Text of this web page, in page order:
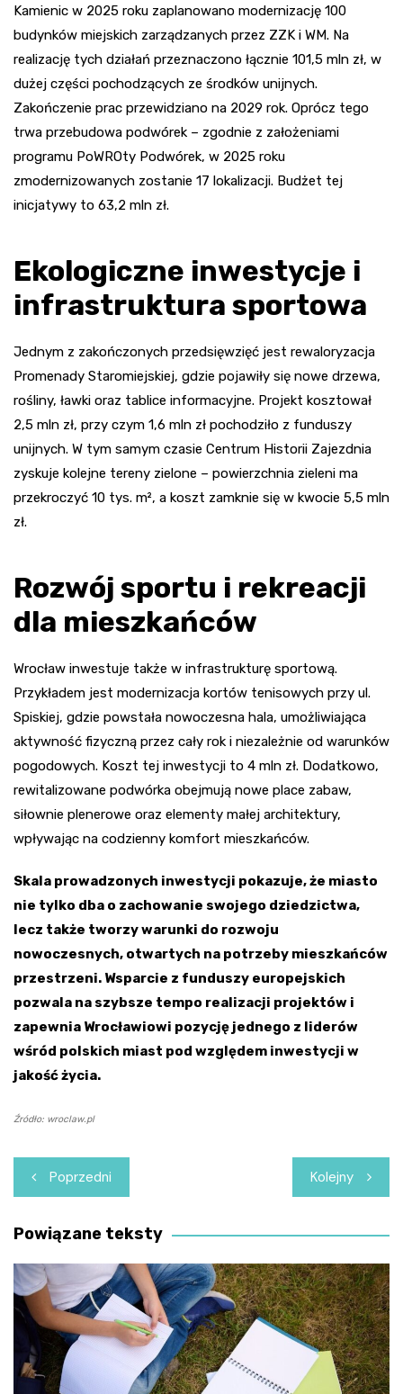
Kamienic w 2025 roku zaplanowano modernizację 100
budynków miejskich zarządzanych przez ZZK i WM. Na
realizację tych działań przeznaczono łącznie 101,5 mln zł, w
dużej części pochodzących ze środków unijnych.
Zakończenie prac przewidziano na 2029 rok. Oprócz tego
trwa przebudowa podwórek – zgodnie z założeniami
programu PoWROty Podwórek, w 2025 roku
zmodernizowanych zostanie 17 lokalizacji. Budżet tej
inicjatywy to 63,2 mln zł.
Ekologiczne inwestycje i
infrastruktura sportowa
Jednym z zakończonych przedsięwzięć jest rewaloryzacja
Promenady Staromiejskiej, gdzie pojawiły się nowe drzewa,
rośliny, ławki oraz tablice informacyjne. Projekt kosztował
2,5 mln zł, przy czym 1,6 mln zł pochodziło z funduszy
unijnych. W tym samym czasie Centrum Historii Zajezdnia
zyskuje kolejne tereny zielone – powierzchnia zieleni ma
przekroczyć 10 tys. m², a koszt zamknie się w kwocie 5,5 mln
zł.
Rozwój sportu i rekreacji
dla mieszkańców
Wrocław inwestuje także w infrastrukturę sportową.
Przykładem jest modernizacja kortów tenisowych przy ul.
Spiskiej, gdzie powstała nowoczesna hala, umożliwiająca
aktywność fizyczną przez cały rok i niezależnie od warunków
pogodowych. Koszt tej inwestycji to 4 mln zł. Dodatkowo,
rewitalizowane podwórka obejmują nowe place zabaw,
siłownie plenerowe oraz elementy małej architektury,
wpływając na codzienny komfort mieszkańców.
Skala prowadzonych inwestycji pokazuje, że miasto
nie tylko dba o zachowanie swojego dziedzictwa,
lecz także tworzy warunki do rozwoju
nowoczesnych, otwartych na potrzeby mieszkańców
przestrzeni. Wsparcie z funduszy europejskich
pozwala na szybsze tempo realizacji projektów i
zapewnia Wrocławiowi pozycję jednego z liderów
wśród polskich miast pod względem inwestycji w
jakość życia.
Źródło: wroclaw.pl
Nawigacja
wpisu
Poprzedni Kolejny
Powiązane teksty